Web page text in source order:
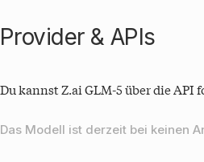
Provider & APIs
Du kannst Z.ai GLM-5 über die API
Das Modell ist derzeit bei keinen